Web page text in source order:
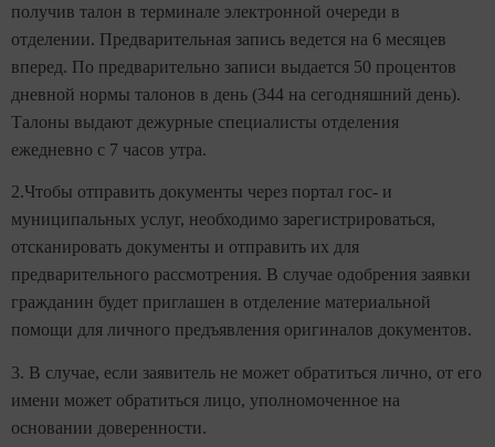
получив талон в терминале электронной очереди в
отделении. Предварительная запись ведется на 6 месяцев
вперед. По предварительно записи выдается 50 процентов
дневной нормы талонов в день (344 на сегодняшний день).
Талоны выдают дежурные специалисты отделения
ежедневно с 7 часов утра.
2.Чтобы отправить документы через портал гос- и
муниципальных услуг, необходимо зарегистрироваться,
отсканировать документы и отправить их для
предварительного рассмотрения. В случае одобрения заявки
гражданин будет приглашен в отделение материальной
помощи для личного предъявления оригиналов документов.
3. В случае, если заявитель не может обратиться лично, от его
имени может обратиться лицо, уполномоченное на
основании доверенности.